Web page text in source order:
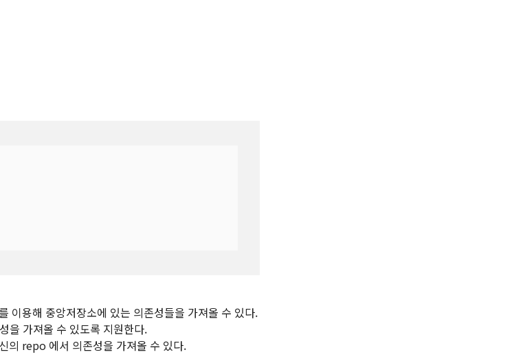
용해 중앙저장소에 있는 의존성들을 가져올 수 있다.
을 가져올 수 있도록 지원한다.
의 repo 에서 의존성을 가져올 수 있다.